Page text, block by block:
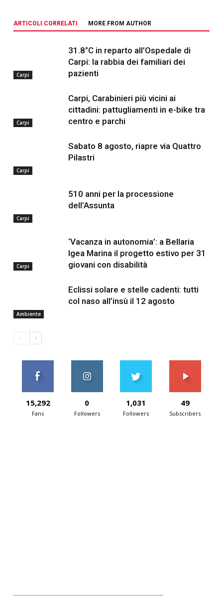
ARTICOLI CORRELATI MORE FROM AUTHOR
Carpi
31.8°C in reparto all’Ospedale di
Carpi: la rabbia dei familiari dei
pazienti
Carpi
Carpi, Carabinieri più vicini ai
cittadini: pattugliamenti in e-bike tra
centro e parchi
Carpi
Sabato 8 agosto, riapre via Quattro
Pilastri
Carpi
510 anni per la processione
dell’Assunta
Carpi
‘Vacanza in autonomia’: a Bellaria
Igea Marina il progetto estivo per 31
giovani con disabilità
Ambiente
Eclissi solare e stelle cadenti: tutti
col naso all’insù il 12 agosto
15,292
Fans
0
Followers
1,031
Followers
49
Subscribers